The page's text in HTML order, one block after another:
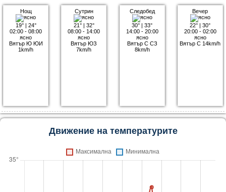
Нощ
19°| 24°
02:00 - 08:00
ясно
Вятър Ю ЮИ
1km/h
Сутрин
21°| 32°
08:00 - 14:00
ясно
Вятър ЮЗ
7km/h
Следобед
30° |33°
14:00 - 20:00
ясно
Вятър С СЗ
8km/h
Вечер
22° |30°
20:00 - 02:00
ясно
Вятър С 14km/h
Движение на температурите